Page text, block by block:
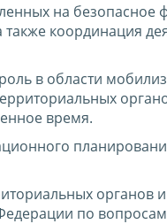
на безопасное
координация
в области
время.
органов
по